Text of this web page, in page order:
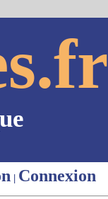
| Connexion